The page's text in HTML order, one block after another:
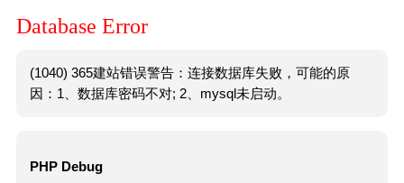
Database Error
(1040) 365建站错误警告：连接数据库失败，可能的原
因：1、数据库密码不对; 2、mysql未启动。
PHP Debug